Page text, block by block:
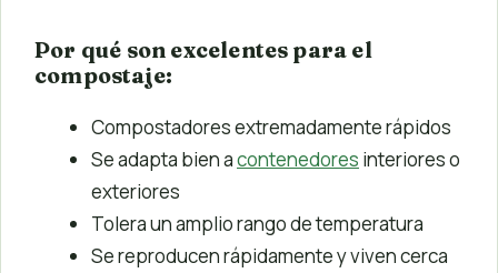
Por qué son excelentes para el
compostaje:
Compostadores extremadamente rápidos
Se adapta bien acontenedores interiores o
exteriores
Tolera un amplio rango de temperatura
Se reproducen rápidamente y viven cerca